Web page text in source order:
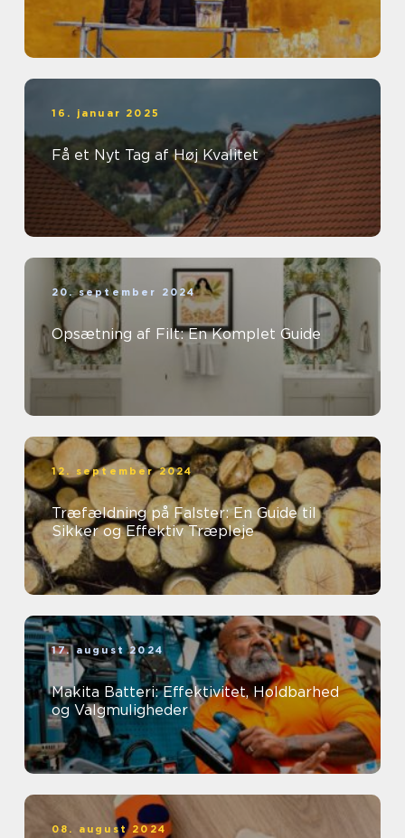
16. januar 2025
Få et Nyt Tag af Høj Kvalitet
20. september 2024
Opsætning af Filt: En Komplet Guide
12. september 2024
Træfældning på Falster: En Guide til
Sikker og Effektiv Træpleje
17. august 2024
Makita Batteri: Effektivitet, Holdbarhed
og Valgmuligheder
08. august 2024